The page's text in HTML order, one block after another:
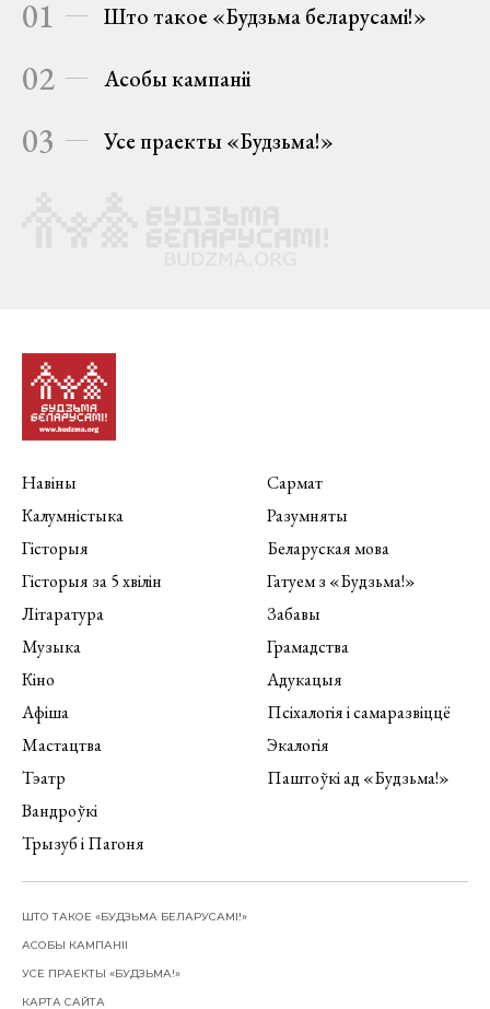
01 Што такое «Будзьма беларусамі!»
02 Асобы кампаніі
03 Усе праекты «Будзьма!»
Навіны
Калумністыка
Гісторыя
Гісторыя за 5 хвілін
Літаратура
Музыка
Кіно
Афіша
Мастацтва
Тэатр
Вандроўкі
Трызуб і Пагоня
Сармат
Разумняты
Беларуская мова
Гатуем з «Будзьма!»
Забавы
Грамадства
Адукацыя
Псіхалогія і самаразвіццё
Экалогія
Паштоўкі ад «Будзьма!»
ШТО ТАКОЕ «БУДЗЬМА БЕЛАРУСАМІ!»
АСОБЫ КАМПАНІІ
УСЕ ПРАЕКТЫ «БУДЗЬМА!»
КАРТА САЙТА